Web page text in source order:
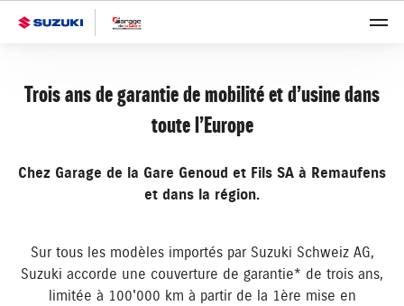
Trois ans de garantie de mobilité et d’usine dans
toute l’Europe
Chez Garage de la Gare Genoud et Fils SA à Remaufens
et dans la région.
Sur tous les modèles importés par Suzuki Schweiz AG,
Suzuki accorde une couverture de garantie* de trois ans,
limitée à 100'000 km à partir de la 1ère mise en